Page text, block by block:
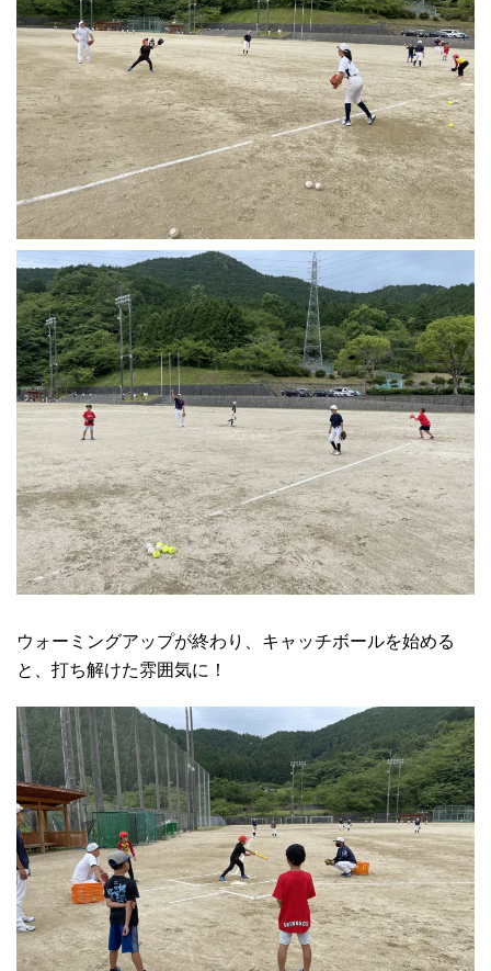
ウォーミングアップが終わり、キャッチボールを始める
と、打ち解けた雰囲気に！